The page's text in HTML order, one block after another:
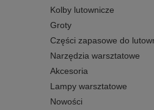
Kolby lutownicze
Groty
Części zapasowe do
Narzędzia warsztatowe
Akcesoria
Lampy warsztatowe
Nowości